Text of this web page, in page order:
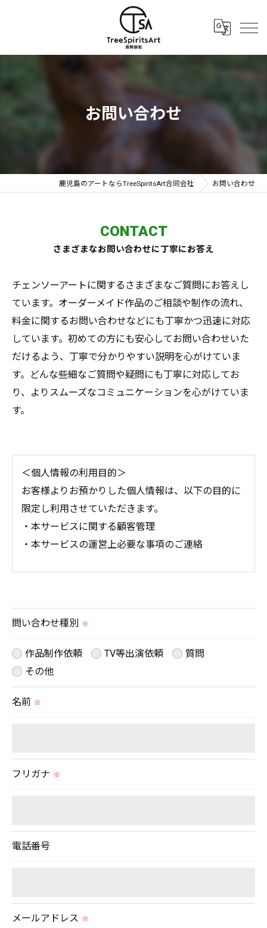
お問い合わせ
鹿児島のアートならTreeSpiritsArt合同会社 お問い合わせ
さまざまなお問い合わせに丁寧にお答え
CONTACT
チェンソーアートに関するさまざまなご質問にお答えし
ています。オーダーメイド作品のご相談や制作の流れ、
料金に関するお問い合わせなどにも丁寧かつ迅速に対応
しています。初めての方にも安心してお問い合わせいた
だけるよう、丁寧で分かりやすい説明を心がけていま
す。どんな些細なご質問や疑問にも丁寧に対応してお
り、よりスムーズなコミュニケーションを心がけていま
す。
＜個人情報の利用目的＞
お客様よりお預かりした個人情報は、以下の目的に
限定し利用させていただきます。
・本サービスに関する顧客管理
・本サービスの運営上必要な事項のご連絡
られた場合を除き、
ません。
＜個人情報の委託について＞
当社では、利用目的の達成に必要な範囲において、
置をとり、適切な監督を行います。
切に安全管理対策を実施します。
のサービスをご提供できない場合がございますので
予めご了承ください。
問い合わせ種別 ※
作品制作依頼 TV等出演依頼
質問
その他
名前 ※
フリガナ ※
電話番号
メールアドレス ※